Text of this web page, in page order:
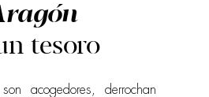
tesoro
acogedores, derrochan